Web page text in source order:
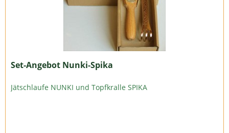
Set-Angebot Nunki-Spika
Jätschlaufe NUNKI und Topfkralle SPIKA